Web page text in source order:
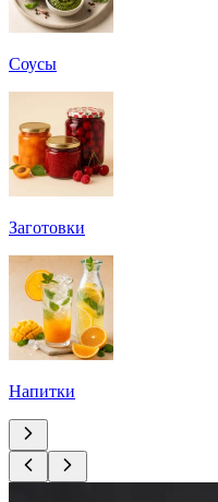
Соусы
Заготовки
Напитки